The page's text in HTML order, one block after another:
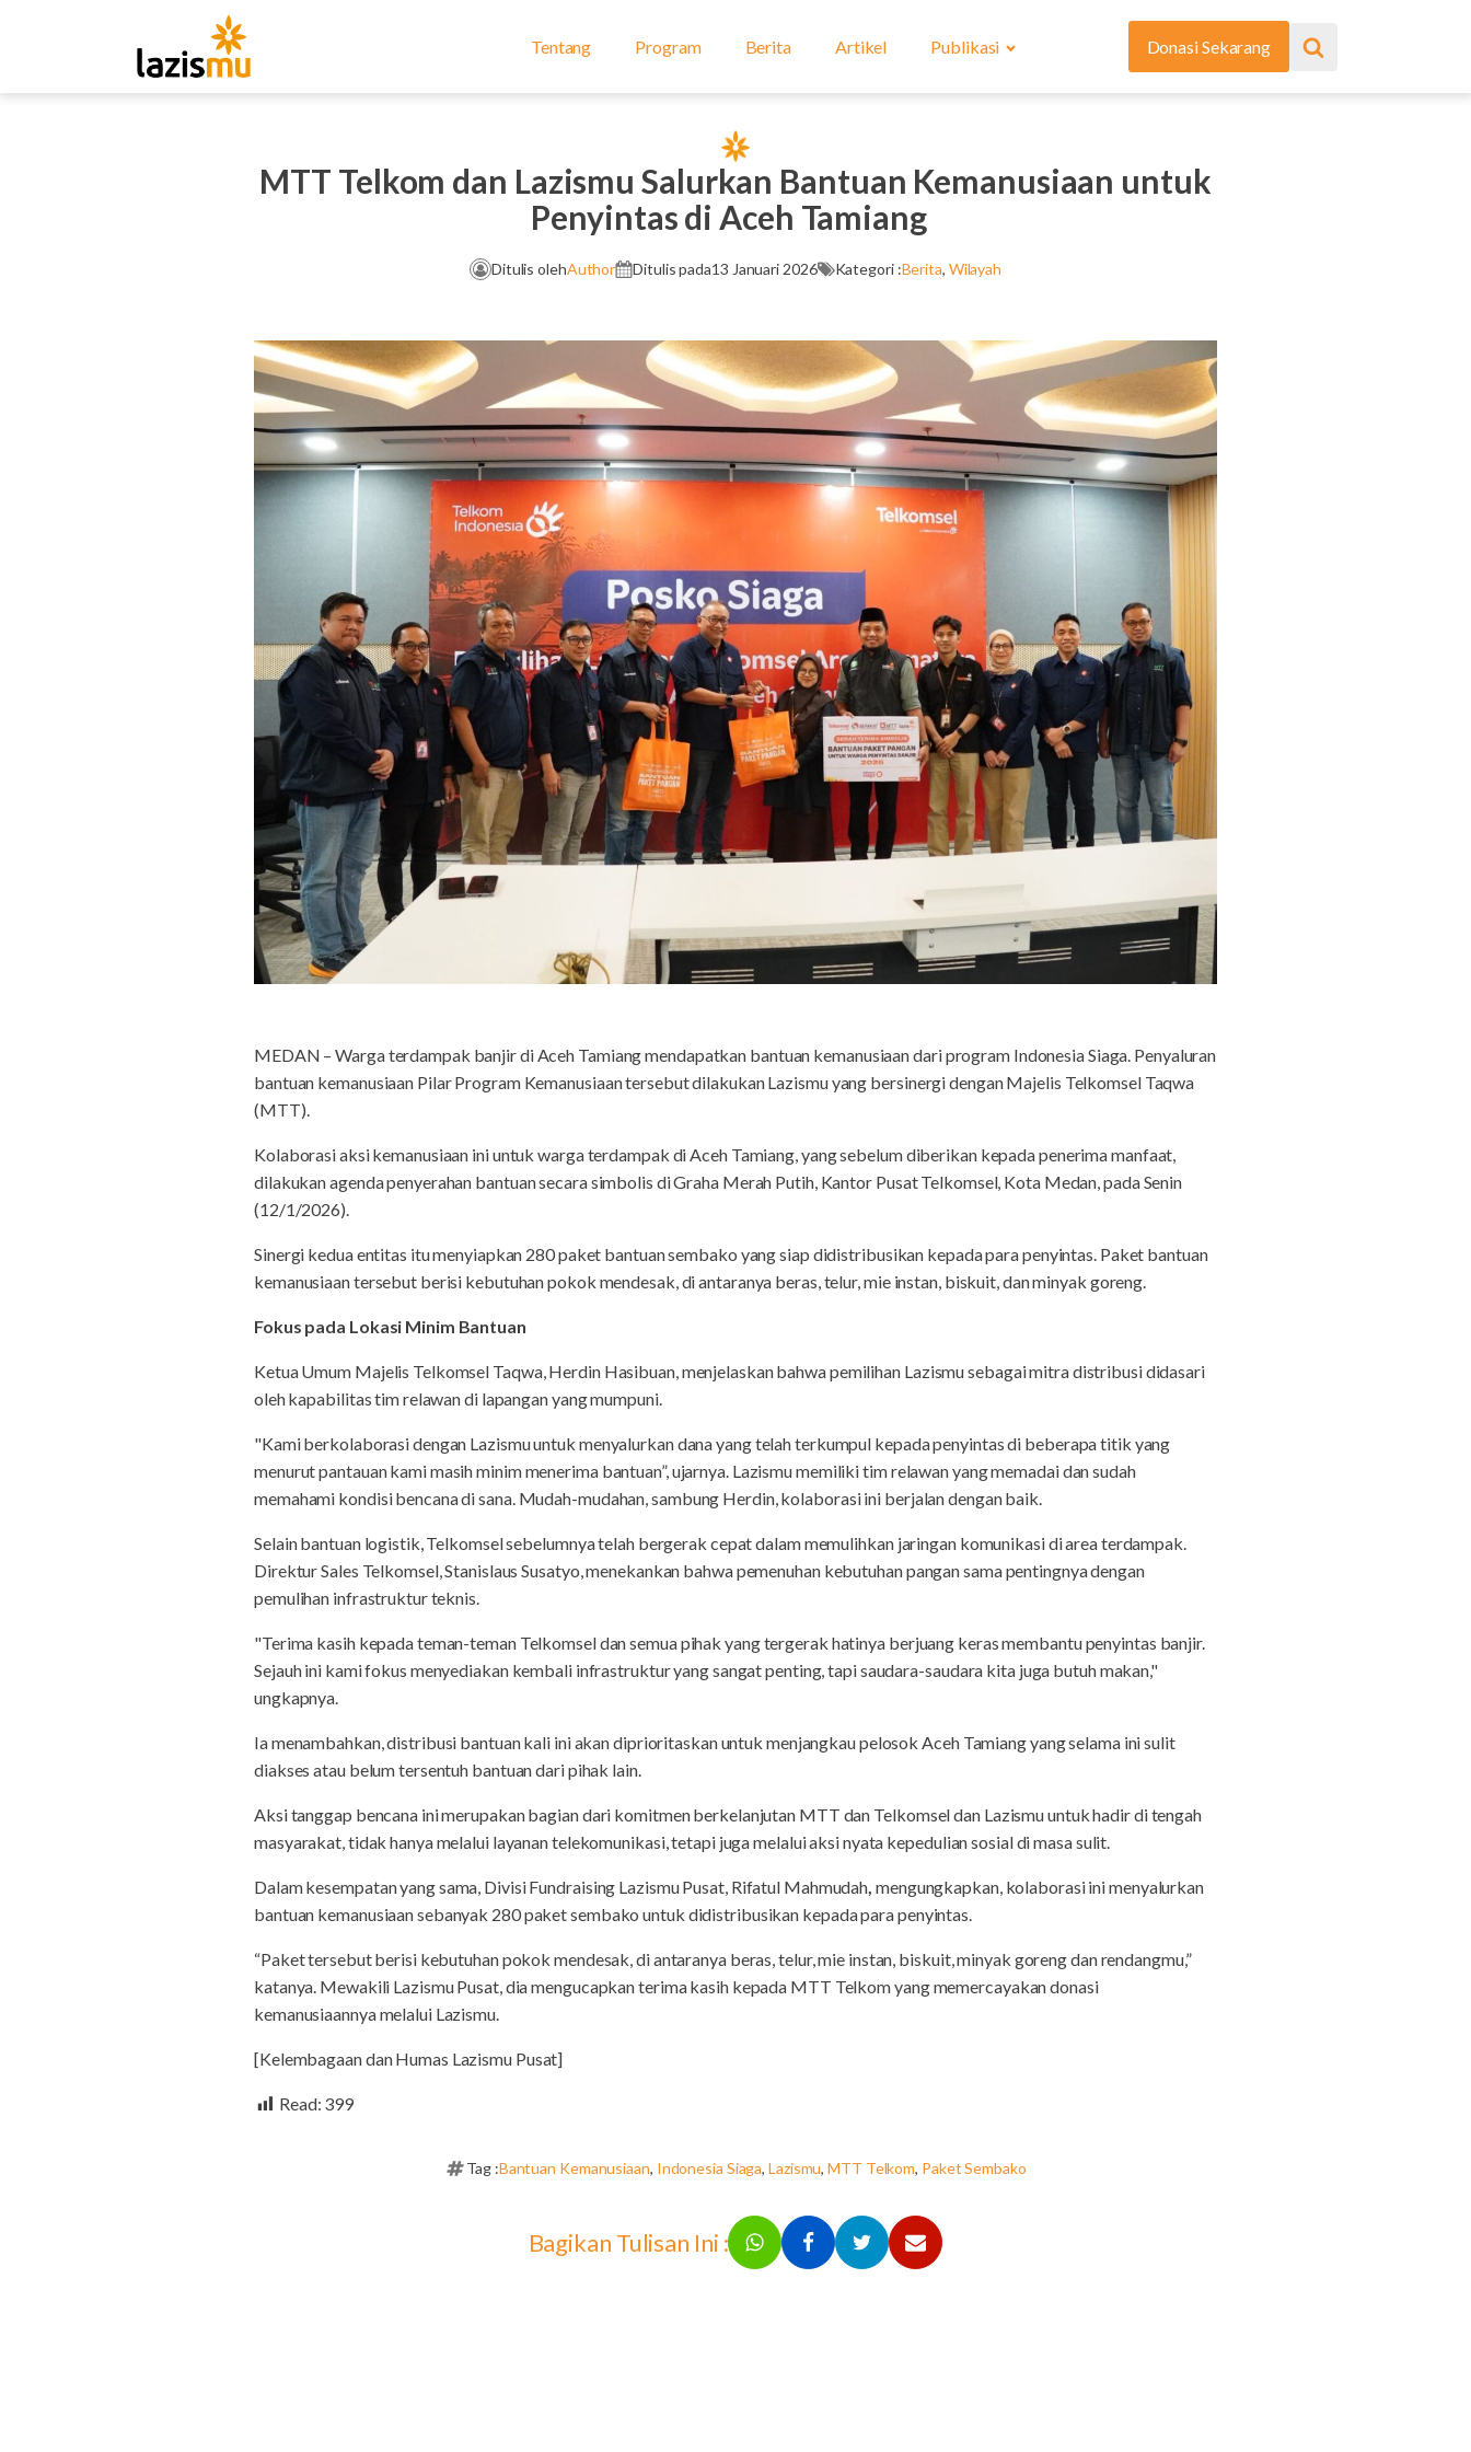
Tentang Program Berita Artikel Publikasi Donasi Sekarang
MTT Telkom dan Lazismu Salurkan Bantuan Kemanusiaan untuk
Penyintas di Aceh Tamiang
Ditulis olehAuthor Ditulis pada13 Januari 2026 Kategori :Berita, Wilayah
MEDAN – Warga terdampak banjir di Aceh Tamiang mendapatkan bantuan kemanusiaan dari program Indonesia Siaga. Penyaluran
bantuan kemanusiaan Pilar Program Kemanusiaan tersebut dilakukan Lazismu yang bersinergi dengan Majelis Telkomsel Taqwa
(MTT).
Kolaborasi aksi kemanusiaan ini untuk warga terdampak di Aceh Tamiang, yang sebelum diberikan kepada penerima manfaat,
dilakukan agenda penyerahan bantuan secara simbolis di Graha Merah Putih, Kantor Pusat Telkomsel, Kota Medan, pada Senin
(12/1/2026).
Sinergi kedua entitas itu menyiapkan 280 paket bantuan sembako yang siap didistribusikan kepada para penyintas. Paket bantuan
kemanusiaan tersebut berisi kebutuhan pokok mendesak, di antaranya beras, telur, mie instan, biskuit, dan minyak goreng.
Fokus pada Lokasi Minim Bantuan
Ketua Umum Majelis Telkomsel Taqwa, Herdin Hasibuan, menjelaskan bahwa pemilihan Lazismu sebagai mitra distribusi didasari
oleh kapabilitas tim relawan di lapangan yang mumpuni.
"Kami berkolaborasi dengan Lazismu untuk menyalurkan dana yang telah terkumpul kepada penyintas di beberapa titik yang
menurut pantauan kami masih minim menerima bantuan”, ujarnya. Lazismu memiliki tim relawan yang memadai dan sudah
memahami kondisi bencana di sana. Mudah-mudahan, sambung Herdin, kolaborasi ini berjalan dengan baik.
Selain bantuan logistik, Telkomsel sebelumnya telah bergerak cepat dalam memulihkan jaringan komunikasi di area terdampak.
Direktur Sales Telkomsel, Stanislaus Susatyo, menekankan bahwa pemenuhan kebutuhan pangan sama pentingnya dengan
pemulihan infrastruktur teknis.
"Terima kasih kepada teman-teman Telkomsel dan semua pihak yang tergerak hatinya berjuang keras membantu penyintas banjir.
Sejauh ini kami fokus menyediakan kembali infrastruktur yang sangat penting, tapi saudara-saudara kita juga butuh makan,"
ungkapnya.
Ia menambahkan, distribusi bantuan kali ini akan diprioritaskan untuk menjangkau pelosok Aceh Tamiang yang selama ini sulit
diakses atau belum tersentuh bantuan dari pihak lain.
Aksi tanggap bencana ini merupakan bagian dari komitmen berkelanjutan MTT dan Telkomsel dan Lazismu untuk hadir di tengah
masyarakat, tidak hanya melalui layanan telekomunikasi, tetapi juga melalui aksi nyata kepedulian sosial di masa sulit.
Dalam kesempatan yang sama, Divisi Fundraising Lazismu Pusat, Rifatul Mahmudah,mengungkapkan, kolaborasi ini menyalurkan
bantuan kemanusiaan sebanyak 280 paket sembako untuk didistribusikan kepada para penyintas.
“Paket tersebut berisi kebutuhan pokok mendesak, di antaranya beras, telur, mie instan, biskuit, minyak goreng dan rendangmu,”
katanya. Mewakili Lazismu Pusat, dia mengucapkan terima kasih kepada MTT Telkom yang memercayakan donasi
kemanusiaannya melalui Lazismu.
[Kelembagaan dan Humas Lazismu Pusat]
Read: 399
Tag :Bantuan Kemanusiaan, Indonesia Siaga,Lazismu,MTT Telkom, Paket Sembako
Bagikan Tulisan Ini :